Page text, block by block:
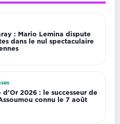
: Mario Lemina dispute
dans le nul spectaculaire
d’Or 2026 : le successeur de
connu le 7 août